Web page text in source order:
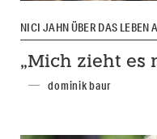
NICI JAHN ÜBER DAS LEBEN
„Mich zieht es
dominik baur